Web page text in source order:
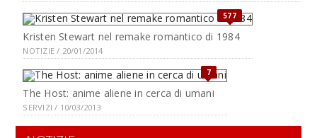
577
Kristen Stewart nel remake romantico di 1984
NOTIZIE / 20/01/2014
7
The Host: anime aliene in cerca di umani
SERVIZI / 10/03/2013